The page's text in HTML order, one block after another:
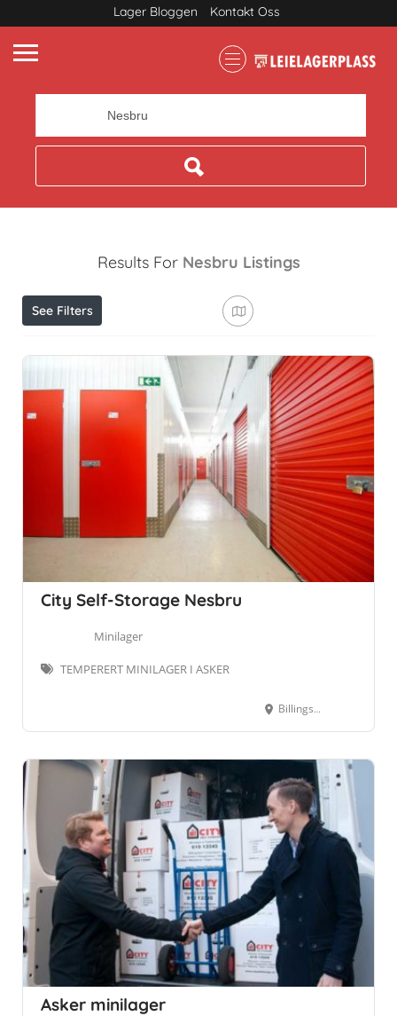
Lager Bloggen Kontakt Oss
Results For Nesbru Listings
See Filters
City Self-Storage Nesbru
Minilager
TEMPERERT MINILAGER I ASKER
Billingstadsletta 91, 1396 Billingstad
Asker minilager